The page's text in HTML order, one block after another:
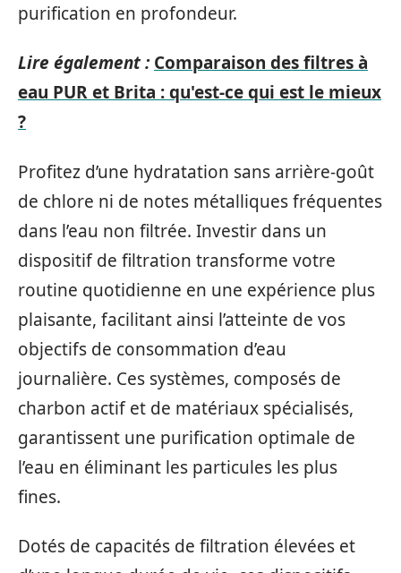
purification en profondeur.
Lire également : Comparaison des filtres à
eau PUR et Brita : qu'est-ce qui est le mieux
?
Profitez d’une hydratation sans arrière-goût
de chlore ni de notes métalliques fréquentes
dans l’eau non filtrée. Investir dans un
dispositif de filtration transforme votre
routine quotidienne en une expérience plus
plaisante, facilitant ainsi l’atteinte de vos
objectifs de consommation d’eau
journalière. Ces systèmes, composés de
charbon actif et de matériaux spécialisés,
garantissent une purification optimale de
l’eau en éliminant les particules les plus
fines.
Dotés de capacités de filtration élevées et